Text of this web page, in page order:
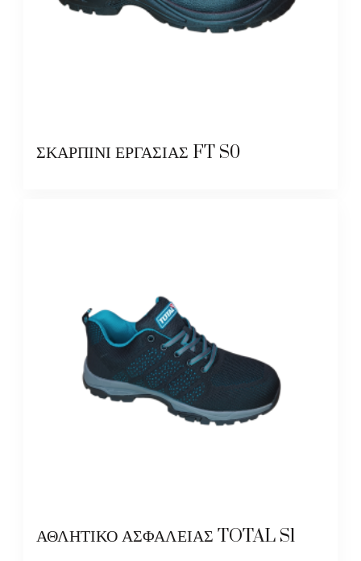
ΣΚΑΡΠΙΝΙ ΕΡΓΑΣΙΑΣ FT S0
ΑΘΛΗΤΙΚΟ ΑΣΦΑΛΕΙΑΣ TOTAL S1